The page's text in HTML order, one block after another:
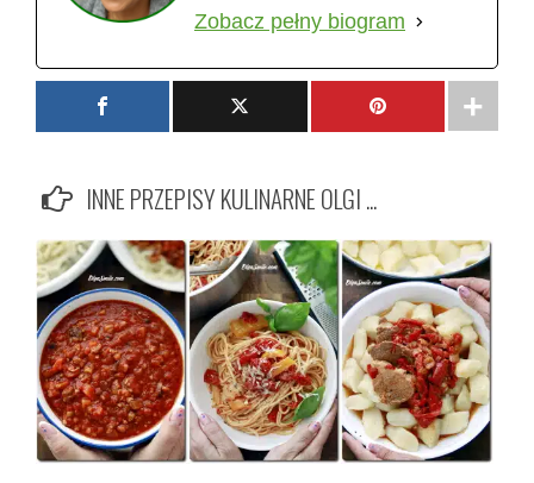
Zobacz pełny biogram
INNE PRZEPISY KULINARNE OLGI ...